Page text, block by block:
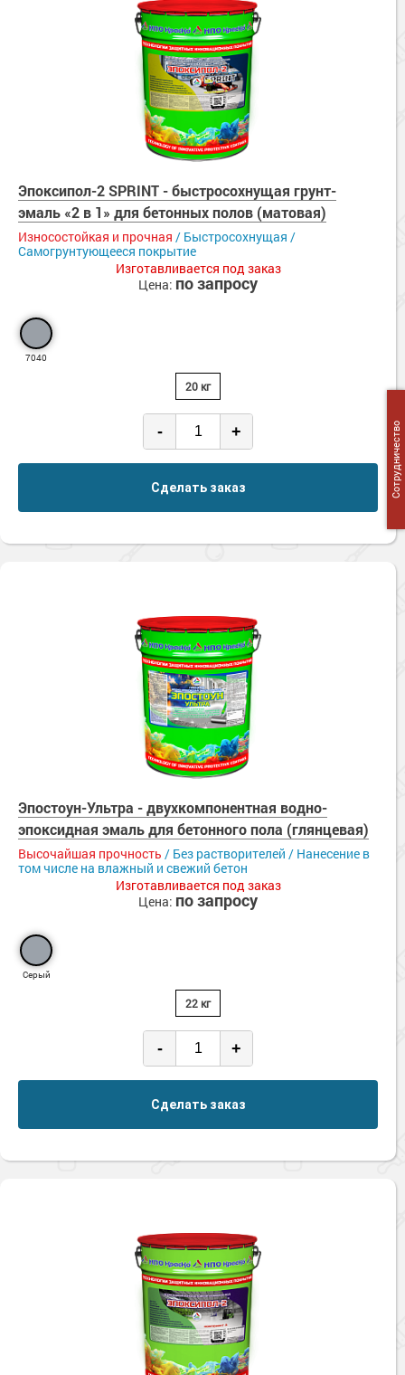
Эпоксипол-2 SPRINT - быстросохнущая грунт-
эмаль «2 в 1» для бетонных полов (матовая)
Износостойкая и прочная / Быстросохнущая /
Самогрунтующееся покрытие
Изготавливается под заказ
Цена: по запросу
7040
20 кг
- +
Сделать заказ
Эпостоун-Ультра - двухкомпонентная водно-
эпоксидная эмаль для бетонного пола (глянцевая)
Высочайшая прочность / Без растворителей / Нанесение в
том числе на влажный и свежий бетон
Изготавливается под заказ
Цена: по запросу
Серый
22 кг
- +
Сделать заказ
Сотрудничество